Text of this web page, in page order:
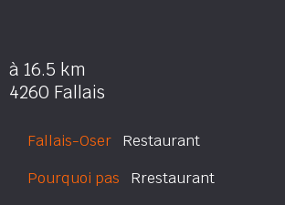
à 16.5 km
4260 Fallais
Fallais-Oser Restaurant
Pourquoi pas Rrestaurant